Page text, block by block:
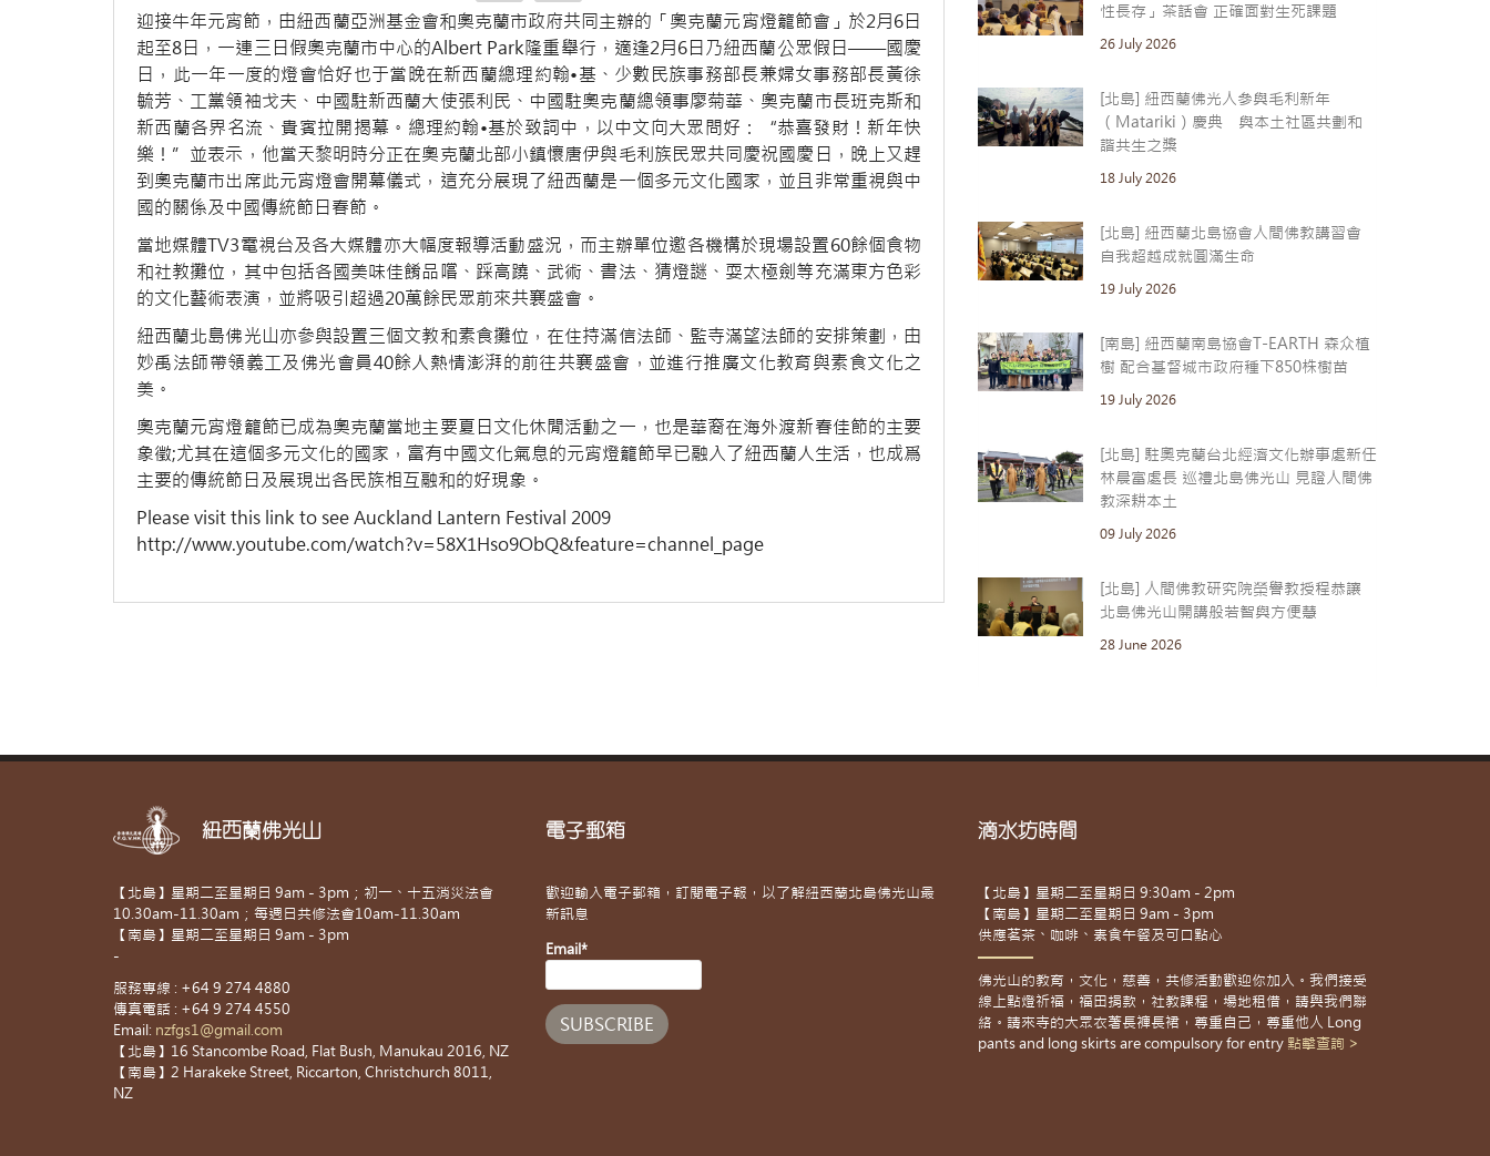
迎接牛年元宵節，由紐西蘭亞洲基金會和奧克蘭市政府共同主辦的「奧克蘭元宵燈籠節會」於2月6日
起至8日，一連三日假奧克蘭市中心的Albert Park隆重舉行，適逢2月6日乃紐西蘭公眾假日——國慶
日，此一年一度的燈會恰好也于當晚在新西蘭總理約翰•基、少數民族事務部長兼婦女事務部長黃徐
毓芳、工黨領袖戈夫、中國駐新西蘭大使張利民、中國駐奧克蘭總領事廖菊華、奧克蘭市長班克斯和
新西蘭各界名流、貴賓拉開揭幕。總理約翰•基於致詞中，以中文向大眾問好：“恭喜發財！新年快
樂！”並表示，他當天黎明時分正在奧克蘭北部小鎮懷唐伊與毛利族民眾共同慶祝國慶日，晚上又趕
到奧克蘭市出席此元宵燈會開幕儀式，這充分展現了紐西蘭是一個多元文化國家，並且非常重視與中
國的關係及中國傳統節日春節。
當地媒體TV3電視台及各大媒體亦大幅度報導活動盛況，而主辦單位邀各機構於現場設置60餘個食物
和社教攤位，其中包括各國美味佳餚品嚐、踩高蹺、武術、書法、猜燈謎、耍太極劍等充滿東方色彩
的文化藝術表演，並將吸引超過20萬餘民眾前來共襄盛會。
紐西蘭北島佛光山亦參與設置三個文教和素食攤位，在住持滿信法師、監寺滿望法師的安排策劃，由
妙禹法師帶領義工及佛光會員40餘人熱情澎湃的前往共襄盛會，並進行推廣文化教育與素食文化之
美。
奧克蘭元宵燈籠節已成為奧克蘭當地主要夏日文化休閒活動之一，也是華裔在海外渡新春佳節的主要
象徵;尤其在這個多元文化的國家，富有中國文化氣息的元宵燈籠節早已融入了紐西蘭人生活，也成爲
主要的傳統節日及展現出各民族相互融和的好現象。
Please visit this link to see Auckland Lantern Festival 2009
http://www.youtube.com/watch?v=58X1Hso9ObQ&feature=channel_page
性長存」茶話會 正確面對生死課題
26 July 2026
[北島] 紐西蘭佛光人參與毛利新年
（Matariki）慶典 與本土社區共劃和
諧共生之槳
18 July 2026
[北島] 紐西蘭北島協會人間佛教講習會
自我超越成就圓滿生命
19 July 2026
[南島] 紐西蘭南島協會T-EARTH 森众植
樹 配合基督城市政府種下850株樹苗
19 July 2026
[北島] 駐奧克蘭台北經濟文化辦事處新任
林晨富處長 巡禮北島佛光山 見證人間佛
教深耕本土
09 July 2026
[北島] 人間佛教研究院榮譽教授程恭讓
北島佛光山開講般若智與方便慧
28 June 2026
紐西蘭佛光山
【北島】星期二至星期日 9am - 3pm；初一、十五消災法會
10.30am-11.30am；每週日共修法會10am-11.30am
【南島】星期二至星期日 9am - 3pm
-
服務專線 : +64 9 274 4880
傳真電話 : +64 9 274 4550
Email: nzfgs1@gmail.com
【北島】16 Stancombe Road, Flat Bush, Manukau 2016, NZ
【南島】2 Harakeke Street, Riccarton, Christchurch 8011,
NZ
電子郵箱
歡迎輸入電子郵箱，訂閱電子報，以了解紐西蘭北島佛光山最
新訊息
Email*
滴水坊時間
【北島】星期二至星期日 9:30am - 2pm
【南島】星期二至星期日 9am - 3pm
供應茗茶、咖啡、素食午餐及可口點心
佛光山的教育，文化，慈善，共修活動歡迎你加入。我們接受
線上點燈祈福，福田捐款，社教課程，場地租借，請與我們聯
絡。請來寺的大眾衣著長褲長裙，尊重自己，尊重他人 Long
pants and long skirts are compulsory for entry 點擊查詢 >